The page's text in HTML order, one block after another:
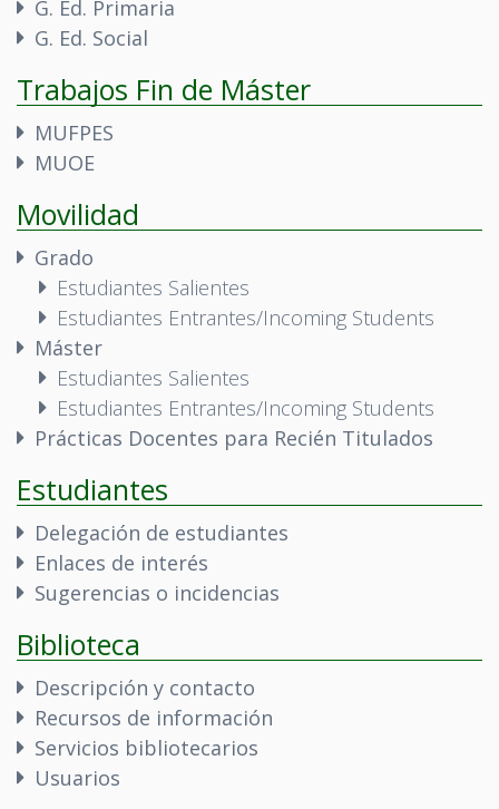
G. Ed. Primaria
G. Ed. Social
Trabajos Fin de Máster
MUFPES
MUOE
Movilidad
Grado
Estudiantes Salientes
Estudiantes Entrantes/Incoming Students
Máster
Estudiantes Salientes
Estudiantes Entrantes/Incoming Students
Prácticas Docentes para Recién Titulados
Estudiantes
Delegación de estudiantes
Enlaces de interés
Sugerencias o incidencias
Biblioteca
Descripción y contacto
Recursos de información
Servicios bibliotecarios
Usuarios